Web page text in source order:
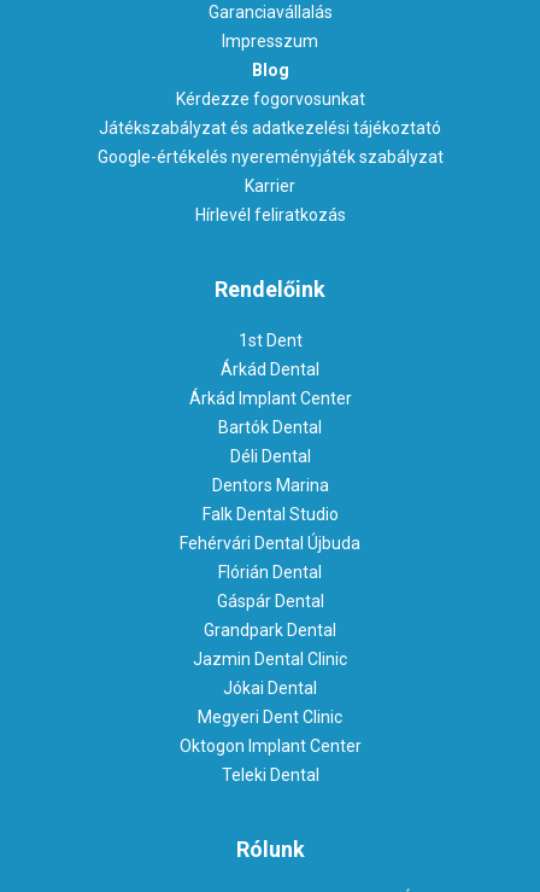
Garanciavállalás
Impresszum
Blog
Kérdezze fogorvosunkat
Játékszabályzat és adatkezelési tájékoztató
Google-értékelés nyereményjáték szabályzat
Karrier
Hírlevél feliratkozás
Rendelőink
1st Dent
Árkád Dental
Árkád Implant Center
Bartók Dental
Déli Dental
Dentors Marina
Falk Dental Studio
Fehérvári Dental Újbuda
Flórián Dental
Gáspár Dental
Grandpark Dental
Jazmin Dental Clinic
Jókai Dental
Megyeri Dent Clinic
Oktogon Implant Center
Teleki Dental
Rólunk